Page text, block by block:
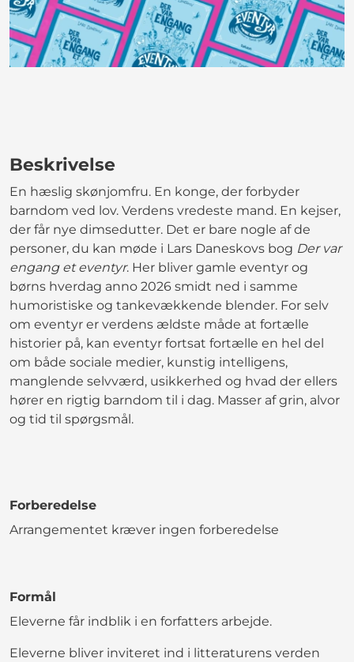
Beskrivelse
En hæslig skønjomfru. En konge, der forbyder
barndom ved lov. Verdens vredeste mand. En kejser,
der får nye dimsedutter. Det er bare nogle af de
personer, du kan møde i Lars Daneskovs bog Der var
engang et eventyr. Her bliver gamle eventyr og
børns hverdag anno 2026 smidt ned i samme
humoristiske og tankevækkende blender. For selv
om eventyr er verdens ældste måde at fortælle
historier på, kan eventyr fortsat fortælle en hel del
om både sociale medier, kunstig intelligens,
manglende selvværd, usikkerhed og hvad der ellers
hører en rigtig barndom til i dag. Masser af grin, alvor
og tid til spørgsmål.
Forberedelse
Arrangementet kræver ingen forberedelse
Formål
Eleverne får indblik i en forfatters arbejde.
Eleverne bliver inviteret ind i litteraturens verden